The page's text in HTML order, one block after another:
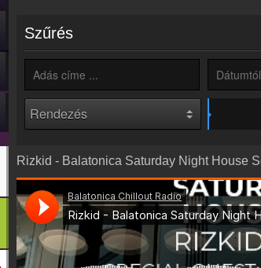
Szűrés
Rizkid - Balatonica Saturday Night House